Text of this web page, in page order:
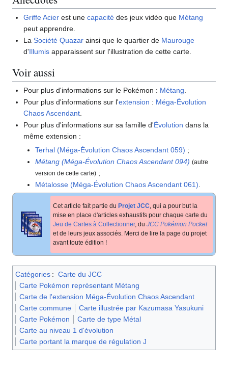
Griffe Acier est unecapacité des jeux vidéo que Métang
peut apprendre.
LaSociété Quazar ainsi que le quartier de Maurouge
d'Illumis apparaissent sur l'illustration de cette carte.
Voir aussi
Pour plus d'informations sur le Pokémon : Métang
Pour plus d'informations sur l'extension : Méga-Évolution
Chaos Ascendant
Pour plus d'informations sur sa famille d'Évolution dans la
même extension :
Terhal (Méga-Évolution Chaos Ascendant 059) ;
Métang (Méga-Évolution Chaos Ascendant 094) (autre
version de cette carte) ;
Métalosse (Méga-Évolution Chaos Ascendant 061).
Cet article fait partie du Projet JCC, qui a pour but la
mise en place d'articles exhaustifs pour chaque carte du
Jeu de Cartes à Collectionner, du JCC Pokémon Pocket
et de leurs jeux associés. Merci de lire la page du projet
avant toute édition !
Catégories : Carte du JCC
Carte Pokémon représentant Métang
Carte de l'extension Méga-Évolution Chaos Ascendant
Carte commune
Carte illustrée par Kazumasa Yasukuni
Carte Pokémon
Carte de type Métal
Carte au niveau 1 d'évolution
Carte portant la marque de régulation J